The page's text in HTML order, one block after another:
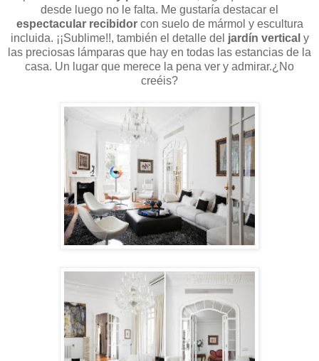
desde luego no le falta. Me gustaría destacar el
espectacular recibidorcon suelo de mármol y escultura
incluida. ¡¡Sublime!!, también el detalle del jardín vertical y
las preciosas lámparas que hay en todas las estancias de la
casa. Un lugar que merece la pena ver y admirar.¿No
creéis?